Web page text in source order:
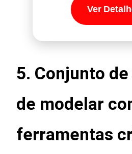
Ver
5. Conjunto
de modelar
ferramentas